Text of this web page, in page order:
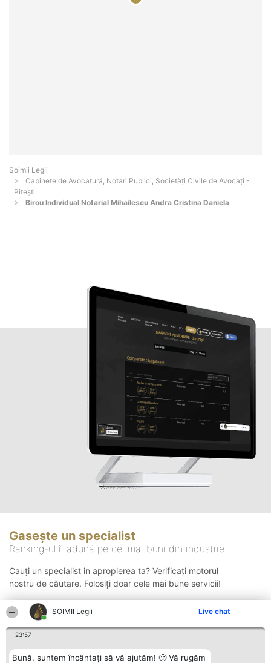
ȘOIMII Legii Live chat
23:57
Bună, suntem încântați să vă ajutăm! 🙂 Vă rugăm
Șoimii Legii
Cabinete de Avocatură, Notari Publici, Societăți Civile de Avocați -
Piteşti
Birou Individual Notarial Mihailescu Andra Cristina Daniela
Gasește un specialist
Ranking-ul îi adună pe cei mai buni din industrie
Cauți un specialist in apropierea ta? Verificați motorul
nostru de căutare. Folosiți doar cele mai bune servicii!